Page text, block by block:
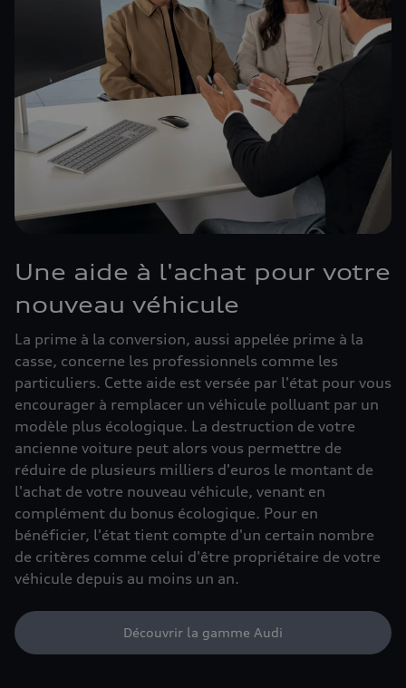
Une aide à l'achat pour votre
nouveau véhicule
La prime à la conversion, aussi appelée prime à la
casse, concerne les professionnels comme les
particuliers. Cette aide est versée par l'état pour vous
encourager à remplacer un véhicule polluant par un
modèle plus écologique. La destruction de votre
ancienne voiture peut alors vous permettre de
réduire de plusieurs milliers d'euros le montant de
l'achat de votre nouveau véhicule, venant en
complément du bonus écologique. Pour en
bénéficier, l'état tient compte d'un certain nombre
de critères comme celui d'être propriétaire de votre
véhicule depuis au moins un an.
Découvrir la gamme Audi